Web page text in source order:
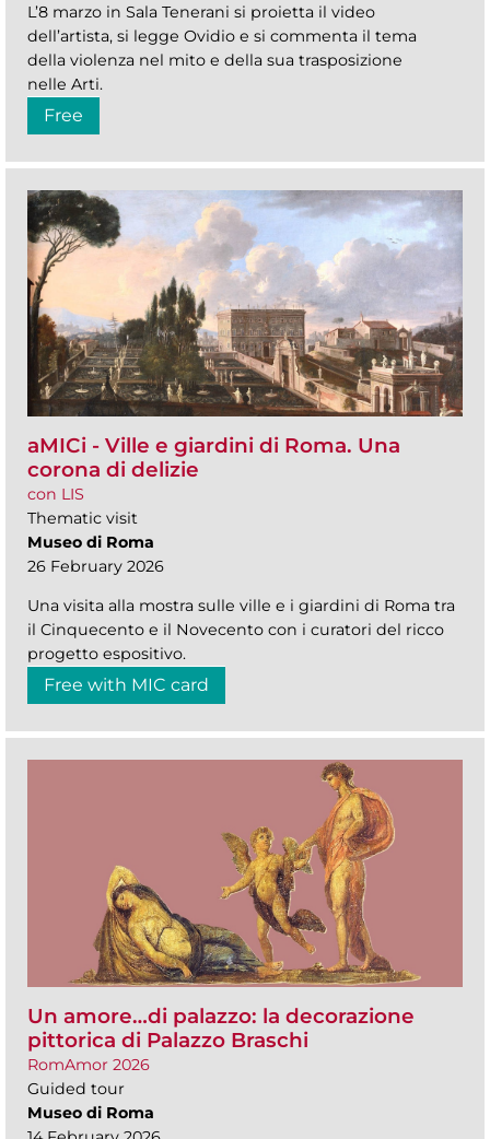
L’8 marzo in Sala Tenerani si proietta il video
dell’artista, si legge Ovidio e si commenta il tema
della violenza nel mito e della sua trasposizione
nelle Arti.
Free
aMICi - Ville e giardini di Roma. Una
corona di delizie
con LIS
Thematic visit
Museo di Roma
26 February 2026
Una visita alla mostra sulle ville e i giardini di Roma tra
il Cinquecento e il Novecento con i curatori del ricco
progetto espositivo.
Free with MIC card
Un amore…di palazzo: la decorazione
pittorica di Palazzo Braschi
RomAmor 2026
Guided tour
Museo di Roma